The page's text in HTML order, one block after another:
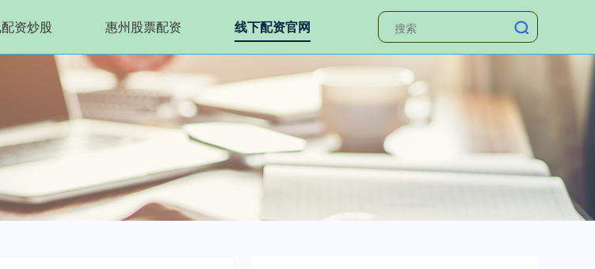
资炒股 惠州股票配资 线下配资官网